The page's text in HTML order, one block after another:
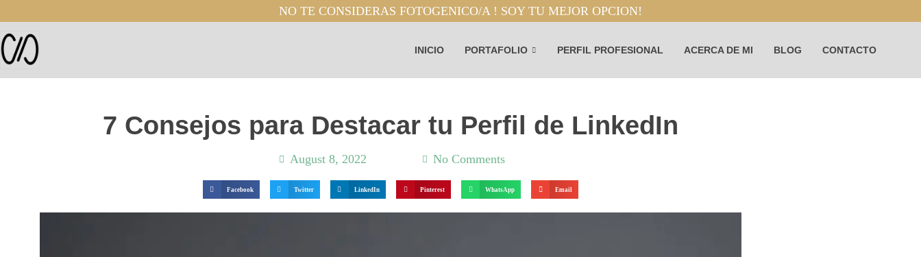
NO TE CONSIDERAS FOTOGENICO/A ! SOY TU MEJOR OPCION!
INICIO PORTAFOLIO PERFIL PROFESIONAL ACERCA DE MI BLOG CONTACTO
7 Consejos para Destacar tu Perfil de LinkedIn
August 8, 2022 No Comments
Facebook Twitter LinkedIn Pinterest WhatsApp Email